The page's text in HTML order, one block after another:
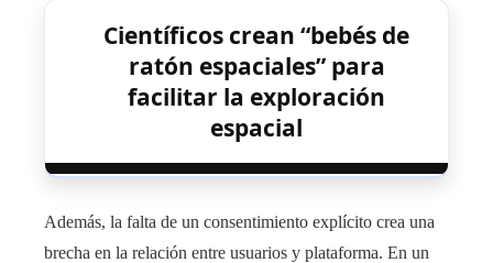
Científicos crean “bebés de
ratón espaciales” para
facilitar la exploración
espacial
Además, la falta de un consentimiento explícito crea una
brecha en la relación entre usuarios y plataforma. En un